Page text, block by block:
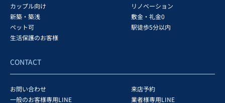
カップル向け
リノベーション
新築・築浅
敷金・礼金0
ペット可
駅徒歩5分以内
生活保護のお客様
CONTACT
お問い合わせ
来店予約
一般のお客様専用LINE
業者様専用LINE